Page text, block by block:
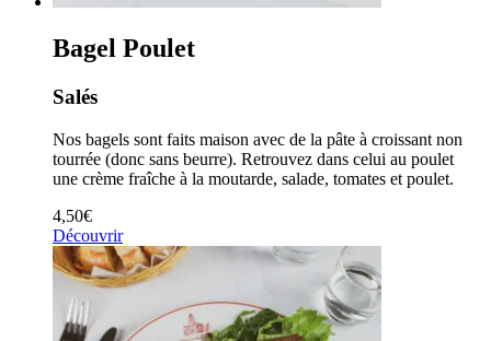
Bagel Poulet
Salés
Nos bagels sont faits maison avec de la pâte à croissant non
tourrée (donc sans beurre). Retrouvez dans celui au poulet
une crème fraîche à la moutarde, salade, tomates et poulet.
4,50€
Découvrir